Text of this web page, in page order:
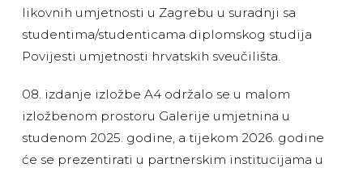
likovnih umjetnosti u Zagrebu u suradnji sa
studentima/studenticama diplomskog studija
Povijesti umjetnosti hrvatskih sveučilišta.
08. izdanje izložbe A4 održalo se u malom
izložbenom prostoru Galerije umjetnina u
studenom 2025. godine, a tijekom 2026. godine
će se prezentirati u partnerskim institucijama u